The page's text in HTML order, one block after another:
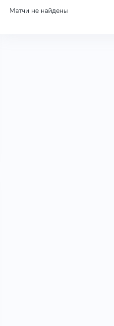
Матчи не найдены